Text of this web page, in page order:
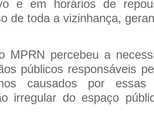
e em horários de
de toda a vizinhança,
MPRN percebeu a
públicos responsáveis
causados por
irregular do espaço